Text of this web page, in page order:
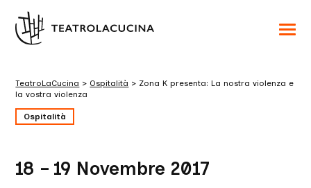
usa
TeatroLaCucina > Ospitalità > Zona K presenta: La nostra violenza e
la vostra violenza
Ospitalità
18 – 19 Novembre 2017